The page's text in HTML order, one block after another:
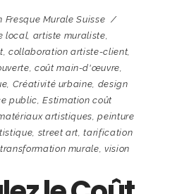
Fresque Murale Suisse
local, artiste muraliste,
,collaboration artiste-client,
, coût main-d'œuvre,
, Créativité urbaine, design
public,Estimation coût
artistiques,peinture
, street art,tarification
transformation murale,vision